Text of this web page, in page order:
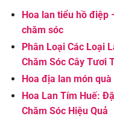
Hoa lan tiểu hồ điệp
chăm sóc
Phân Loại Các Loại
Chăm Sóc Cây Tươi
Hoa địa lan món
Hoa Lan Tím Huế:
Chăm Sóc Hiệu Quả